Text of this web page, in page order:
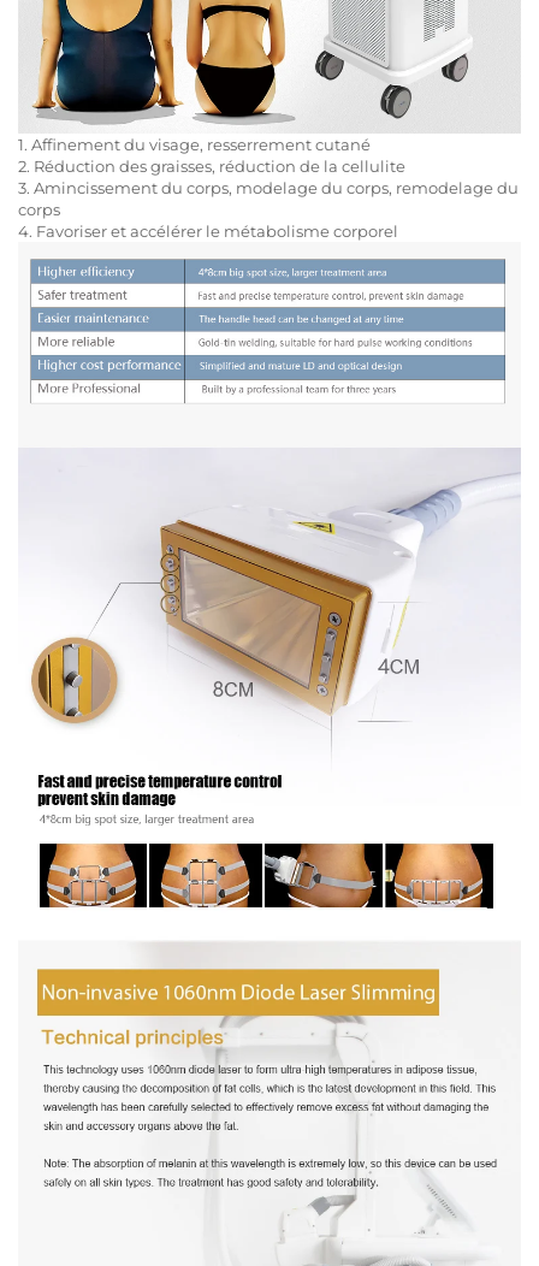
1. Affinement du visage, resserrement cutané
2. Réduction des graisses, réduction de la cellulite
3. Amincissement du corps, modelage du corps, remodelage du
corps
4. Favoriser et accélérer le métabolisme corporel